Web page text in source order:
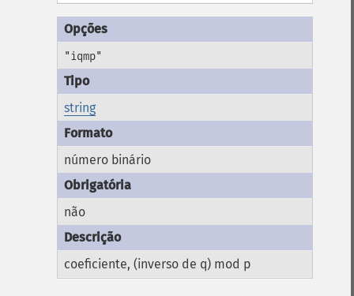
"iqmp"
string
número binário
não
coeficiente, (inverso de q) mod p